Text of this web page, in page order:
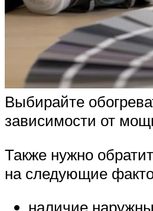
Выбирайте
зависимости от
Также нужно
на следующие
наличие